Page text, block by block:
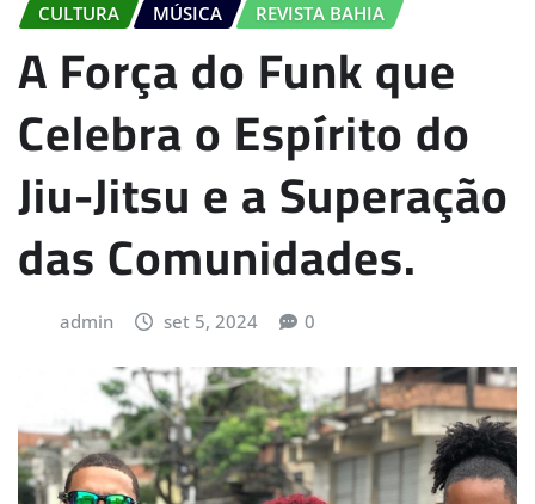
CULTURA MÚSICA REVISTA BAHIA
A Força do Funk que
Celebra o Espírito do
Jiu-Jitsu e a Superação
das Comunidades.
admin set 5, 2024 0